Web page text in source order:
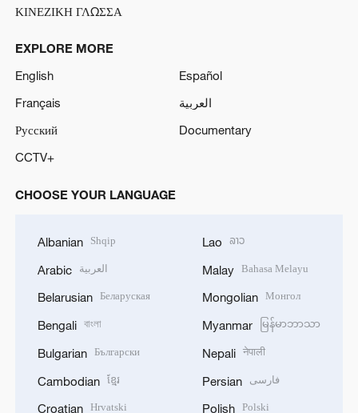
ΚΙΝΕΖΙΚΗ ΓΛΩΣΣΑ
EXPLORE MORE
English
Español
Français
العربية
Русский
Documentary
CCTV+
CHOOSE YOUR LANGUAGE
Albanian Shqip
Arabic العربية
Belarusian Беларуская
Bengali বাংলা
Bulgarian Български
Cambodian ខ្មែរ
Croatian Hrvatski
Lao ລາວ
Malay Bahasa Melayu
Mongolian Монгол
Myanmar မြန်မာဘာသာ
Nepali नेपाली
Persian فارسی
Polish Polski